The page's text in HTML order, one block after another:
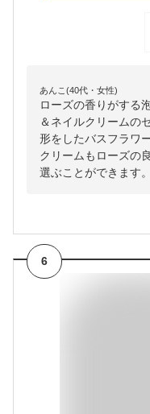
あんこ(40代・女性)
ローズの香りがする
＆ネイルクリームの
形をしたバスフラワ
クリームもローズの
選ぶことができます。
6